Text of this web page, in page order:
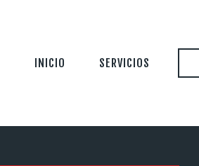
INICIO SERVICIOS